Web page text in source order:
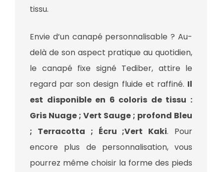
tissu.
Envie d’un canapé personnalisable ? Au-
delà de son aspect pratique au quotidien,
le canapé fixe signé Tediber, attire le
regard par son design fluide et raffiné. Il
est disponible en 6 coloris de tissu :
Gris Nuage ; Vert Sauge ; profond Bleu
; Terracotta ; Écru ;Vert Kaki. Pour
encore plus de personnalisation, vous
pourrez même choisir la forme des pieds